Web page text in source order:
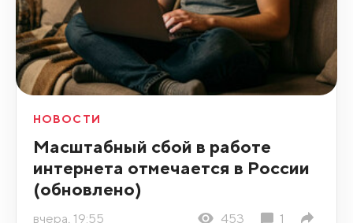
НОВОСТИ
Масштабный сбой в работе
интернета отмечается в России
(обновлено)
вчера, 19:55 453 1